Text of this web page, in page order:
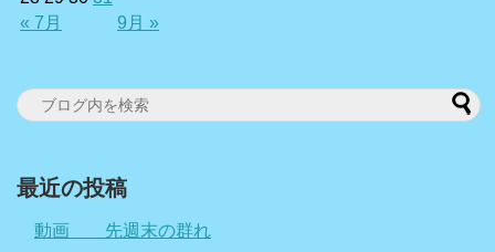
« 7月 9月 »
最近の投稿
動画 先週末の群れ